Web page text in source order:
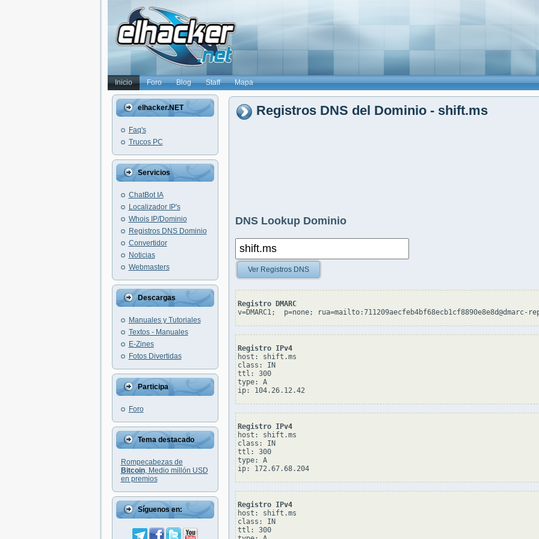
Inicio Foro Blog Staff Mapa
elhacker.NET
Faq's
Trucos PC
Servicios
ChatBot IA
Localizador IP's
Whois IP/Dominio
Registros DNS Dominio
Convertidor
Noticias
Webmasters
Descargas
Manuales y Tutoriales
Textos - Manuales
E-Zines
Fotos Divertidas
Participa
Foro
Tema destacado
Rompecabezas de
Bitcoin, Medio millón USD
en premios
Síguenos en:
Registros DNS del Dominio - shift.ms
DNS Lookup Dominio
Ver Registros DNS
Registro DMARC
v=DMARC1;  p=none;
Registro IPv4
host: shift.ms
class: IN
ttl: 300
type: A
ip: 104.26.12.42
Registro IPv4
host: shift.ms
class: IN
ttl: 300
type: A
ip: 172.67.68.204
Registro IPv4
host: shift.ms
class: IN
ttl: 300